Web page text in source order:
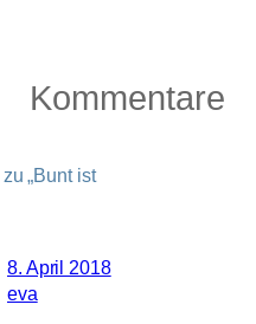
Kommentare
„Bunt ist
8. April 2018
eva